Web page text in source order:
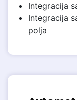
Integracija
Integracija
polja